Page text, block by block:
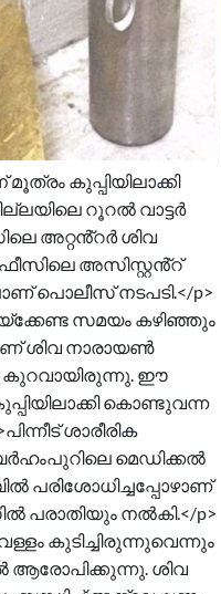
കുപ്പിയിലാക്കി
റൂറൽ വാട്ടർ
അറ്റൻ്റർ ശിവ
അസിസ്റ്റൻ്റ്
പൊലീസ് നടപടി.</p>
സമയം കഴിഞ്ഞും
ശിവ നാരായൺ
കുറവായിരുന്നു. ഈ
കൊണ്ടുവന്ന
ശാരീരിക
മെഡിക്കൽ
പരിശോധിച്ചപ്പോഴാണ്
പരാതിയും നൽകി.</p>
കുടിച്ചിരുന്നുവെന്നും
ആരോപിക്കുന്നു. ശിവ